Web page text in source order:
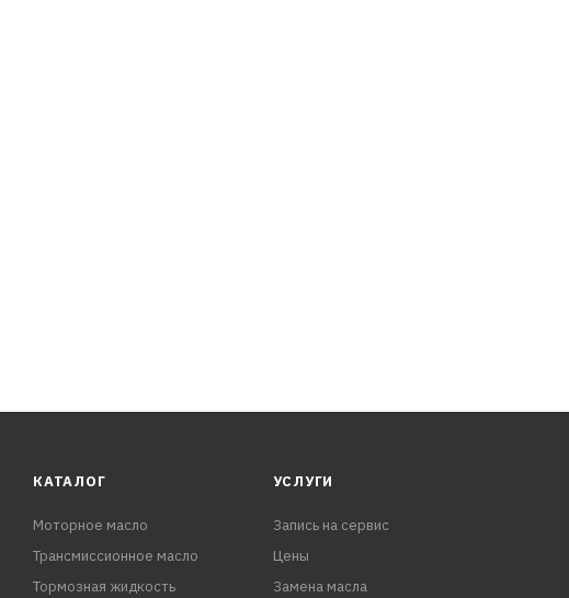
КАТАЛОГ
Моторное масло
Трансмиссионное масло
Тормозная жидкость
УСЛУГИ
Запись на сервис
Цены
Замена масла